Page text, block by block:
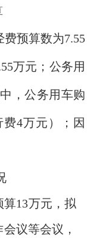
费预算数为7.55
万元；公务用
，公务用车购
4万元）；因
算13万元，拟
会议等会议，